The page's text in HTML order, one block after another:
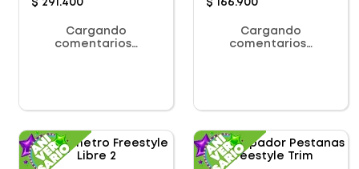
$ 291 .400
Cargando
comentarios…
$ 166.900
Cargando
comentarios…